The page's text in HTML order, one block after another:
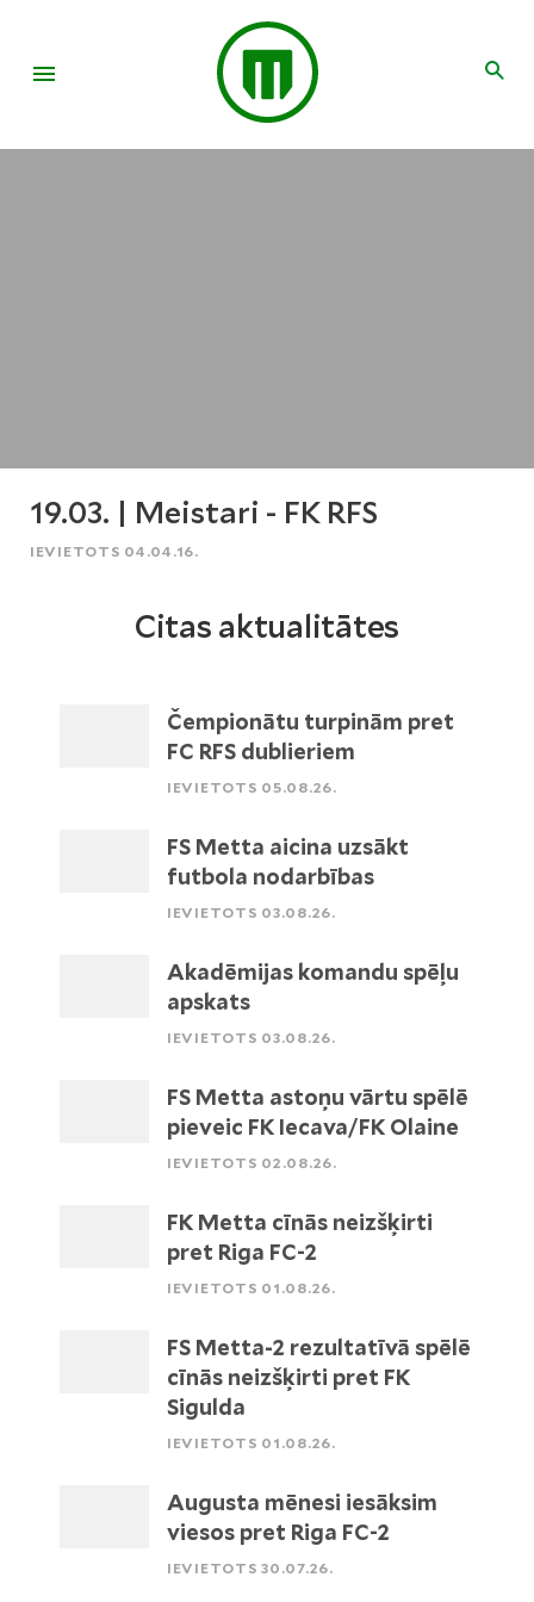
19.03. | Meistari - FK RFS
IEVIETOTS 04.04.16.
Citas aktualitātes
Čempionātu turpinām pret
FC RFS dublieriem
IEVIETOTS 05.08.26.
FS Metta aicina uzsākt
futbola nodarbības
IEVIETOTS 03.08.26.
Akadēmijas komandu spēļu
apskats
IEVIETOTS 03.08.26.
FS Metta astoņu vārtu spēlē
pieveic FK Iecava/FK Olaine
IEVIETOTS 02.08.26.
FK Metta cīnās neizšķirti
pret Riga FC-2
IEVIETOTS 01.08.26.
FS Metta-2 rezultatīvā spēlē
cīnās neizšķirti pret FK
Sigulda
IEVIETOTS 01.08.26.
Augusta mēnesi iesāksim
viesos pret Riga FC-2
IEVIETOTS 30.07.26.